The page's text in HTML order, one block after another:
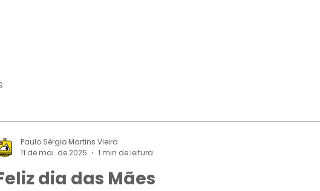
dia das Mães
Paulo Sérgio Martins Vieira
11 de mai. de 2025
1 min de leitura